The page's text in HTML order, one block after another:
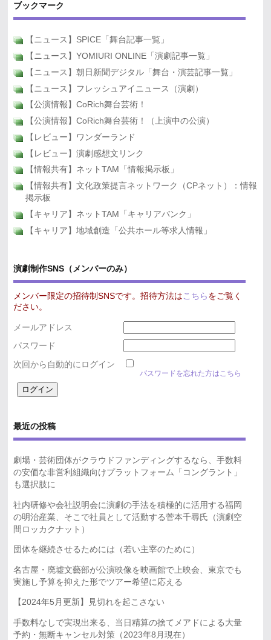
ブックマーク
【ニュース】SPICE「舞台記事一覧」
【ニュース】YOMIURI ONLINE「演劇記事一覧」
【ニュース】朝日新聞デジタル「舞台・演芸記事一覧」
【ニュース】フレッシュアイニュース（演劇）
【公演情報】CoRich舞台芸術！
【公演情報】CoRich舞台芸術！（上演中の公演）
【レビュー】ワンダーランド
【レビュー】演劇感想文リンク
【情報共有】ネットTAM「情報掲示板」
【情報共有】文化政策提言ネットワーク（CPネット）：情報
掲示板
【キャリア】ネットTAM「キャリアバンク」
【キャリア】地域創造「公共ホール等求人情報」
演劇制作SNS（メンバーのみ）
メンバー限定の招待制SNSです。招待方法は こちら をご覧く
ださい。
メールアドレス
パスワード
次回から自動的にログイン
パスワードを忘れた方はこちら
最近の投稿
劇場・芸術団体がクラウドファンディングするなら、手数料
の安価な非営利組織向けプラットフォーム「コングラント」
も選択肢に
社内研修や会社説明会に演劇の手法を積極的に活用する福岡
の明治産業、そこで社員として活動する菅本千尋氏（演劇空
間ロッカクナット）
団体を継続させるためには（若い主宰のために）
名古屋・廃墟文藝部が公演映像を映画館で上映会、東京でも
実施し予算を抑えた形でツアー希望に応える
【2024年5月更新】見切れを起こさない
手数料なしで実現出来る、当日精算の捨てメアドによる大量
予約・無断キャンセル対策（2023年8月現在）